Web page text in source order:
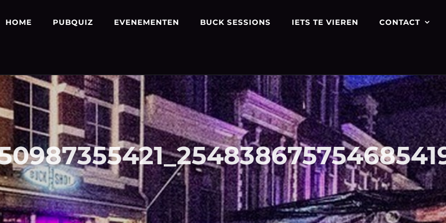
HOME PUBQUIZ EVENEMENTEN BUCK SESSIONS IETS TE VIEREN CONTACT